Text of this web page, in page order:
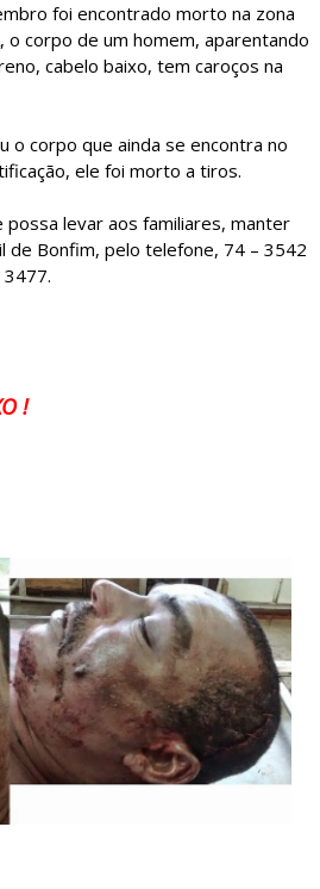
foi encontrado morto na zona
o corpo de um homem, aparentando
cabelo baixo, tem caroços na
o corpo que ainda se encontra no
ele foi morto a tiros.
possa levar aos familiares, manter
de Bonfim, pelo telefone, 74 – 3542
!